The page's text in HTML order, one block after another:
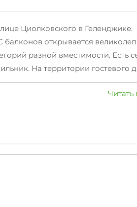
Циолковского в Геленджике.
балконов открывается
разной вместимости.
На территории гостевого
Wi-Fi, трансфер.
лес. До набережной и
с которой можно